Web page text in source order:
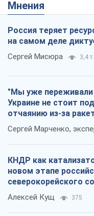
Мнения
Россия теряет
на самом деле
Сергей Мисюра 3,4 т.
"Мы уже переживали
Украине не стоит
отчаянию из-за
Сергей Марченко,
КНДР как
новом этапе
северокорейского
Алексей Кущ 375